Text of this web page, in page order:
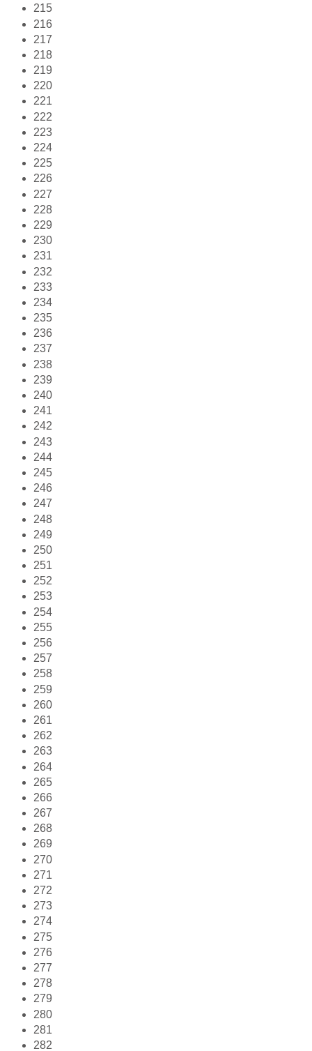
215
216
217
218
219
220
221
222
223
224
225
226
227
228
229
230
231
232
233
234
235
236
237
238
239
240
241
242
243
244
245
246
247
248
249
250
251
252
253
254
255
256
257
258
259
260
261
262
263
264
265
266
267
268
269
270
271
272
273
274
275
276
277
278
279
280
281
282